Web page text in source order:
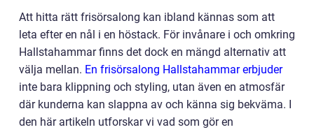
Att hitta rätt frisörsalong kan ibland kännas som att
leta efter en nål i en höstack. För invånare i och omkring
Hallstahammar finns det dock en mängd alternativ att
välja mellan. En frisörsalong Hallstahammar erbjuder
inte bara klippning och styling, utan även en atmosfär
där kunderna kan slappna av och känna sig bekväma. I
den här artikeln utforskar vi vad som gör en